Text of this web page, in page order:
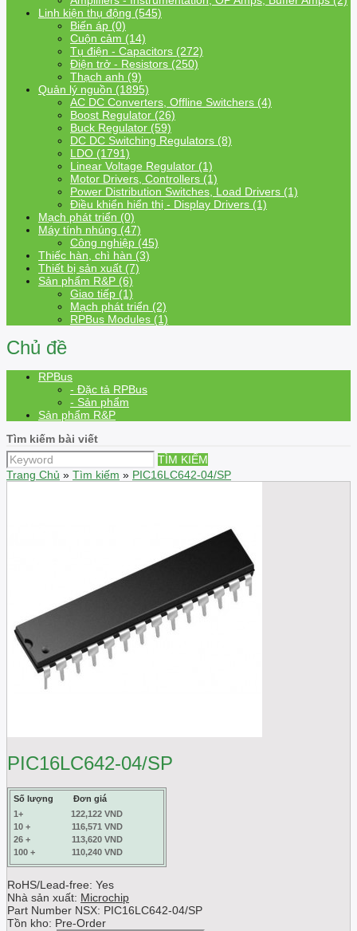
Linh kiện thụ động (545)
Biến áp (0)
Cuộn cảm (14)
Tụ điện - Capacitors (272)
Điện trở - Resistors (250)
Thạch anh (9)
Quản lý nguồn (1895)
AC DC Converters, Offline Switchers (4)
Boost Regulator (26)
Buck Regulator (59)
DC DC Switching Regulators (8)
LDO (1791)
Linear Voltage Regulator (1)
Motor Drivers, Controllers (1)
Power Distribution Switches, Load Drivers (1)
Điều khiển hiển thị - Display Drivers (1)
Mạch phát triển (0)
Máy tính nhúng (47)
Công nghiệp (45)
Thiếc hàn, chì hàn (3)
Thiết bị sản xuất (7)
Sản phẩm R&P (6)
Giao tiếp (1)
Mạch phát triển (2)
RPBus Modules (1)
Chủ đề
RPBus
- Đặc tả RPBus
- Sản phẩm
Sản phẩm R&P
Tìm kiếm bài viết
TÌM KIẾM
Trang Chủ » Tìm kiếm » PIC16LC642-04/SP
PIC16LC642-04/SP
Số lượng
Đơn giá
1+
122,122 VND
10 +
116,571 VND
26 +
113,620 VND
100 +
110,240 VND
RoHS/Lead-free: Yes
Nhà sản xuất: Microchip
Part Number NSX: PIC16LC642-04/SP
Tồn kho: Pre-Order